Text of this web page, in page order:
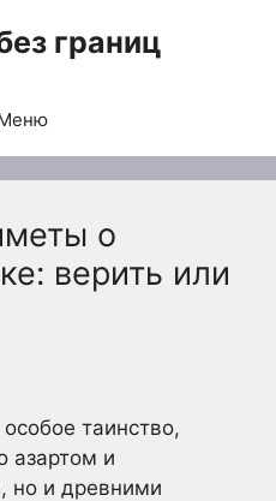
границ
о
верить или
таинство,
азартом и
но и древними